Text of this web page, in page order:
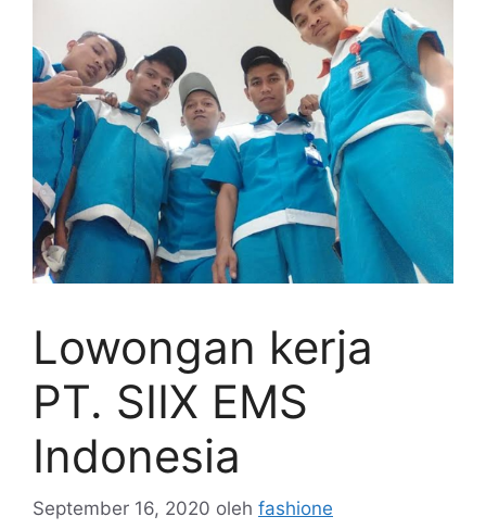
Lowongan kerja
PT. SIIX EMS
Indonesia
September 16, 2020 oleh fashione